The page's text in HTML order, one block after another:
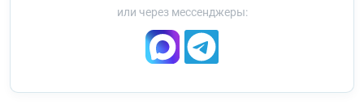
или через мессенджеры: